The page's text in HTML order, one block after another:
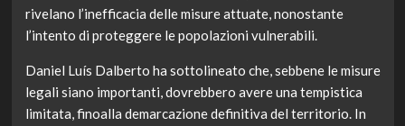
rivelano l’inefficacia delle misure attuate, nonostante
l’intento di proteggere le popolazioni vulnerabili.
Daniel Luís Dalberto ha sottolineato che, sebbene le misure
legali siano importanti, dovrebbero avere una tempistica
limitata, finoalla demarcazione definitiva del territorio. In